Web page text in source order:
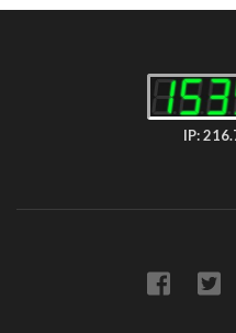
IP: